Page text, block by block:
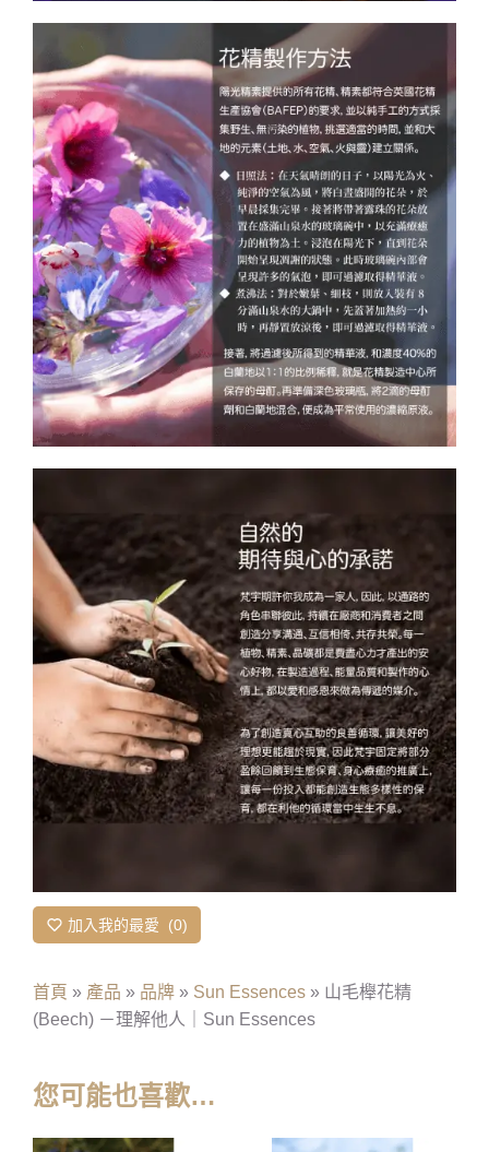
加入我的最愛 0
首頁 » 產品 » 品牌 » Sun Essences » 山毛櫸花精
(Beech) －理解他人｜Sun Essences
您可能也喜歡…